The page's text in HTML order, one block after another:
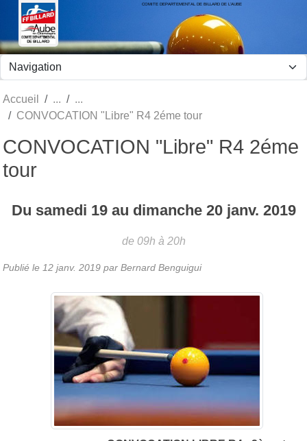
COMITE DEPARTEMENTAL DE BILLARD DE L'AUBE
Accueil
CONVOCATION "Libre" R4 2éme tour
CONVOCATION "Libre" R4 2éme
tour
Du samedi 19au dimanche 20 janv. 2019
de 09h à 20h
Publié le 12 janv. 2019 par Bernard Benguigui
Panneau de gestion des cookies